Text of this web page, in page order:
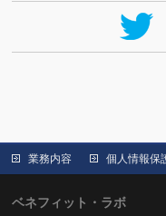
業務内容 個人情報保
ベネフィット・ラボ